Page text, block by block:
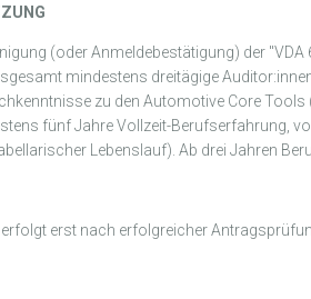
(oder Anmeldebestätigung) der
mindestens dreitägige
zu den Automotive Core
fünf Jahre Vollzeit-Berufserfahrung,
Lebenslauf). Ab drei Jahren
erst nach erfolgreicher